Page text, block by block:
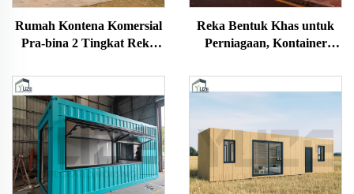
Rumah Kontena Komersial
Pra-bina 2 Tingkat Reka
Reka Bentuk Khas untuk
Perniagaan, Kontainer
Mudah Alih Struktur Keluli
untuk Kedai Teh Susu dan
Kopi